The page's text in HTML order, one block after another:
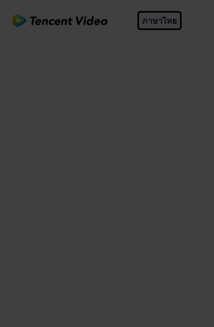
ภาษาไทย